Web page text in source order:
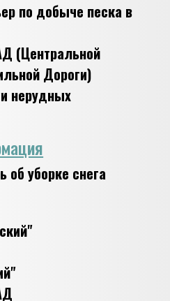
по добыче песка в
(Центральной
Дороги)
нерудных
об уборке снега